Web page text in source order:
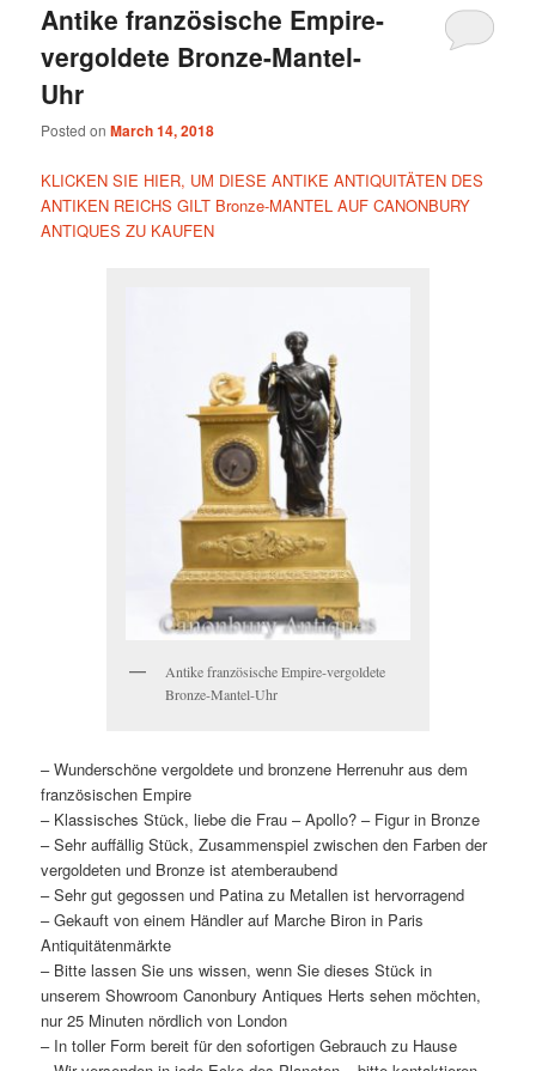
Antike französische Empire-
vergoldete Bronze-Mantel-
Uhr
Posted onMarch 14, 2018
KLICKEN SIE HIER, UM DIESE ANTIKE ANTIQUITÄTEN DES
ANTIKEN REICHS GILT Bronze-MANTEL AUF CANONBURY
ANTIQUES ZU KAUFEN
Antike französische Empire-vergoldete
Bronze-Mantel-Uhr
– Wunderschöne vergoldete und bronzene Herrenuhr aus dem
französischen Empire
– Klassisches Stück, liebe die Frau – Apollo? – Figur in Bronze
– Sehr auffällig Stück, Zusammenspiel zwischen den Farben der
vergoldeten und Bronze ist atemberaubend
– Sehr gut gegossen und Patina zu Metallen ist hervorragend
– Gekauft von einem Händler auf Marche Biron in Paris
Antiquitätenmärkte
– Bitte lassen Sie uns wissen, wenn Sie dieses Stück in
unserem Showroom Canonbury Antiques Herts sehen möchten,
nur 25 Minuten nördlich von London
– In toller Form bereit für den sofortigen Gebrauch zu Hause